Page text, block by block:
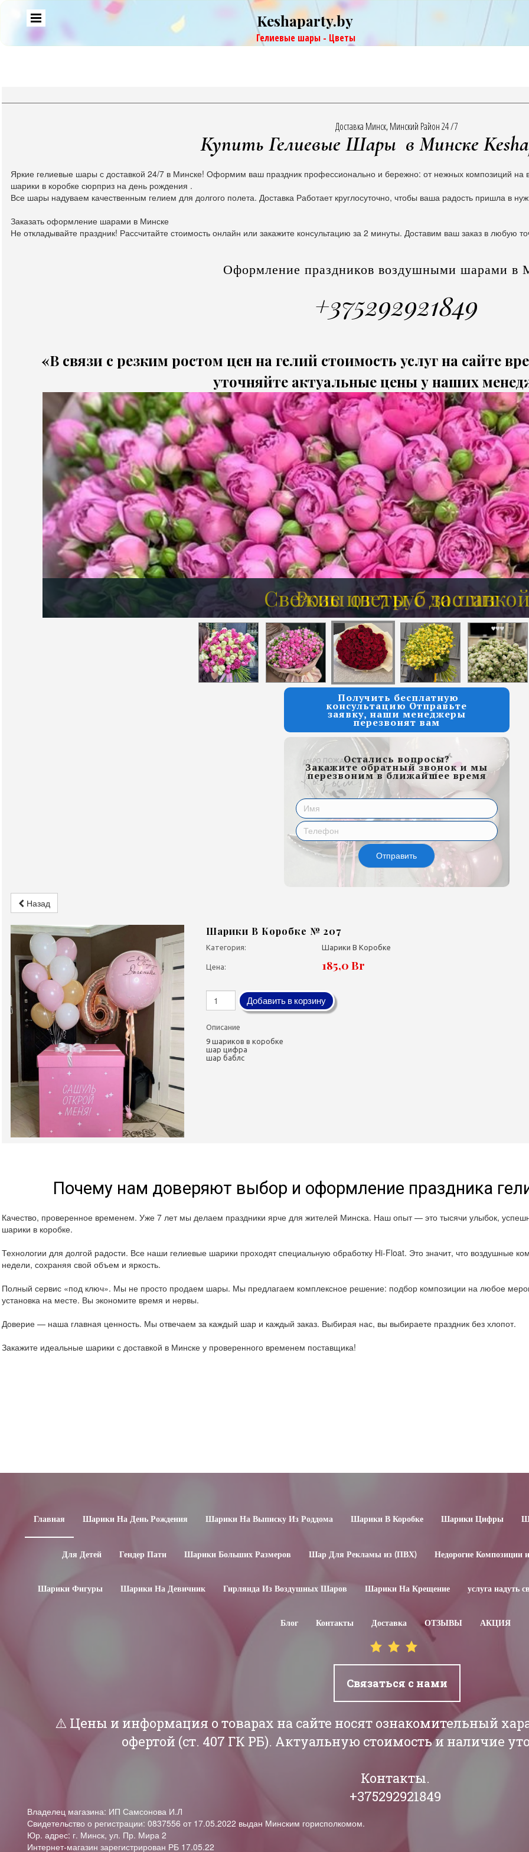
Keshaparty.by
Гелиевые шары - Цветы
Доставка Минск, Минский Район 24 /7
Купить Гелиевые Шары в Минске
Яркие гелиевые шары с доставкой 24/7 в Минске! Оформим ваш праздник профессионально и бережно: от нежных композиций на
шарики в коробке сюрприз на день рождения .
Все шары надуваем качественным гелием для долгого полета. Доставка Работает круглосуточно, чтобы ваша радость пришла в
Заказать оформление шарами в Минске
Не откладывайте праздник! Рассчитайте стоимость онлайн или закажите консультацию за 2 минуты. Доставим ваш заказ в любую
Оформление праздников воздушными шарами в
+375292921849
«В связи с резким ростом цен на гелий стоимость услуг на сайте
уточняйте актуальные цены у наших
Свежие цветы с
Розы от 7 руб за 1 шт
Получить бесплатную
консультацию Отправьте
заявку, наши менеджеры
перезвонят вам
Остались вопросы?
Закажите обратный звонок и мы
перезвоним в ближайшее время
Отправить
Назад
Шарики В Коробке № 207
Категория: Шарики В Коробке
Цена: 185,0 Br
Добавить в корзину
Описание
9 шариков в коробке
шар цифра
шар баблс
Почему нам доверяют выбор и оформление праздника
Качество, проверенное временем. Уже 7 лет мы делаем праздники ярче для жителей Минска. Наш опыт — это тысячи улыбок,
шарики в коробке.
Технологии для долгой радости. Все наши гелиевые шарики проходят специальную обработку Hi-Float. Это значит, что воздушные
недели, сохраняя свой объем и яркость.
Полный сервис «под ключ». Мы не просто продаем шары. Мы предлагаем комплексное решение: подбор композиции на любое
установка на месте. Вы экономите время и нервы.
Доверие — наша главная ценность. Мы отвечаем за каждый шар и каждый заказ. Выбирая нас, вы выбираете праздник без хлопот.
Закажите идеальные шарики с доставкой в Минске у проверенного временем поставщика!
Главная Шарики На День Рождения Шарики На Выписку Из Роддома Шарики В Коробке Шарики Цифры
Для Детей Гендер Пати Шарики Больших Размеров Шар Для Рекламы из (ПВХ) Недорогие Композиции
Шарики Фигуры Шарики На Девичник Гирлянда Из Воздушных Шаров Шарики На Крещение услуга надуть
Блог Контакты Доставка ОТЗЫВЫ АКЦИЯ
Связаться с нами
⚠️ Цены и информация о товарах на сайте носят ознакомительный
офертой (ст. 407 ГК РБ). Актуальную стоимость и наличие
Контакты.
+375292921849
Владелец магазина: ИП Самсонова И.Л
Свидетельство о регистрации: 0837556 от 17.05.2022 выдан Минским горисполкомом.
Юр. адрес: г. Минск, ул. Пр. Мира 2
Интернет-магазин зарегистрирован РБ 17.05.22